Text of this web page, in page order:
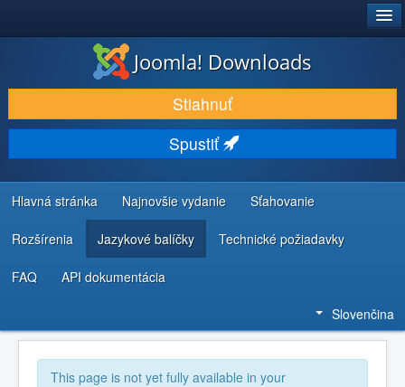
STIAHNUŤ & ROZŠÍRIŤ
OBJAVUJTE & UČTE SA
KOMUNITA & PODPORA
ZDROJE INFORMÁCIÍ PRE VÝVOJÁROV
Joomla! Downloads
Stiahnuť
Spustiť
Hlavná stránka Najnovšie vydanie Sťahovanie
Rozšírenia Jazykové balíčky Technické požiadavky
FAQ API dokumentácia
Slovenčina
This page is not yet fully available in your